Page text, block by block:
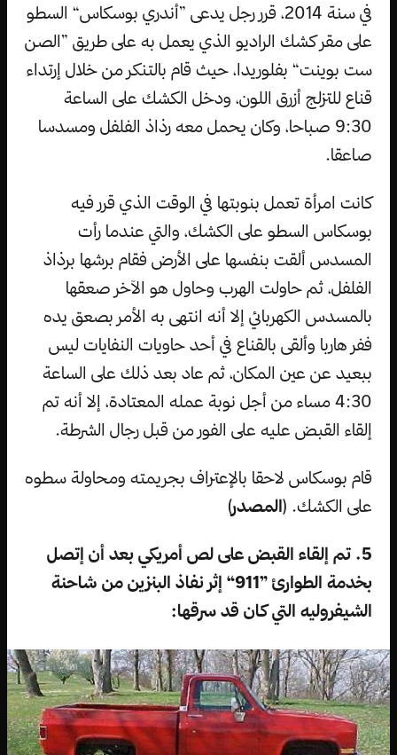
في سنة 2014، قرر رجل يدعى ”أندري بوسكاس“ السطو
على مقر كشك الراديو الذي يعمل به على طريق ”الصن
ست بوينت“ بفلوريدا، حيث قام بالتنكر من خلال إرتداء
قناع للتزلج أزرق اللون، ودخل الكشك على الساعة
9:30 صباحا، وكان يحمل معه رذاذ الفلفل ومسدسا
صاعقا.
كانت امرأة تعمل بنوبتها في الوقت الذي قرر فيه
بوسكاس السطو على الكشك، والتي عندما رأت
المسدس ألقت بنفسها على الأرض فقام برشها برذاذ
الفلفل، ثم حاولت الهرب وحاول هو الآخر صعقها
بالمسدس الكهربائي إلا أنه انتهى به الأمر بصعق يده
ففر هاربا وألقى بالقناع في أحد حاويات النفايات ليس
ببعيد عن عين المكان، ثم عاد بعد ذلك على الساعة
4:30 مساء من أجل نوبة عمله المعتادة، إلا أنه تم
إلقاء القبض عليه على الفور من قبل رجال الشرطة.
قام بوسكاس لاحقا بالإعتراف بجريمته ومحاولة سطوه
على الكشك. (المصدر)
5. تم إلقاء القبض على لص أمريكي بعد أن إتصل
بخدمة الطوارئ ”911“ إثر نفاذ البنزين من شاحنة
الشيفروليه التي كان قد سرقها: